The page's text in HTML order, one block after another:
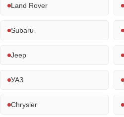
Land Rover
Subaru
Jeep
УАЗ
Chrysler